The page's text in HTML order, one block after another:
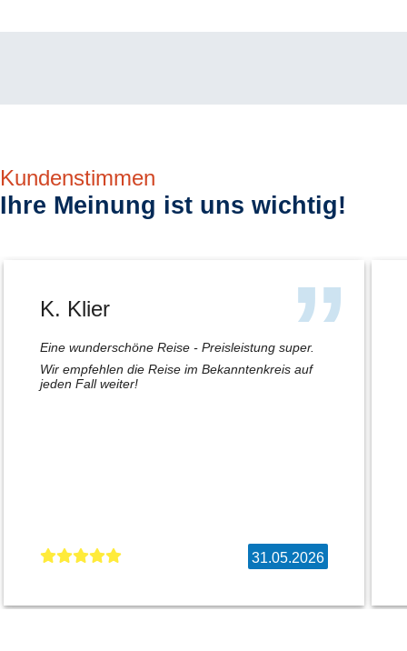
Kundenstimmen
Ihre Meinung ist uns wichtig!
K. Klier
Eine wunderschöne Reise - Preisleistung super.
Wir empfehlen die Reise im Bekanntenkreis auf
jeden Fall weiter!
31.05.2026